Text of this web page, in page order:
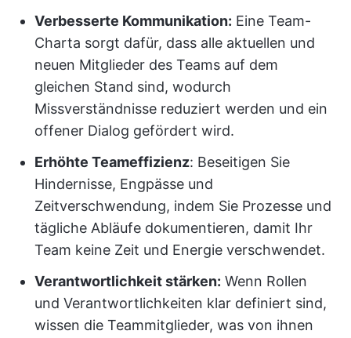
Verbesserte Kommunikation: Eine Team-
Charta sorgt dafür, dass alle aktuellen und
neuen Mitglieder des Teams auf dem
gleichen Stand sind, wodurch
Missverständnisse reduziert werden und ein
offener Dialog gefördert wird.
Erhöhte Teameffizienz: Beseitigen Sie
Hindernisse, Engpässe und
Zeitverschwendung, indem Sie Prozesse und
tägliche Abläufe dokumentieren, damit Ihr
Team keine Zeit und Energie verschwendet.
Verantwortlichkeit stärken: Wenn Rollen
und Verantwortlichkeiten klar definiert sind,
wissen die Teammitglieder, was von ihnen